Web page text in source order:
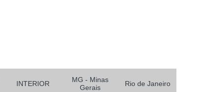
INTERIOR
MG - Minas
Gerais
Rio de Janeiro